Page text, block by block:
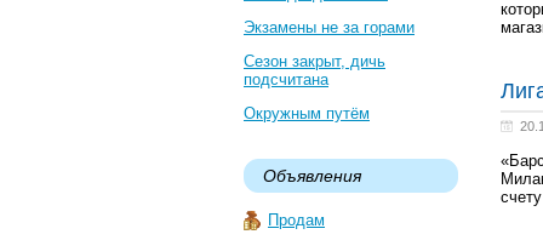
Экзамены не за горами
Сезон закрыт, дичь
подсчитана
Окружным путём
Объявления
Продам